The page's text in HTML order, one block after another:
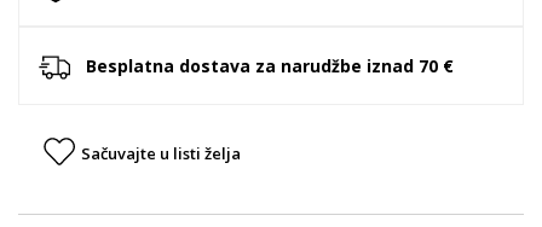
Besplatna dostava za narudžbe iznad 70 €
Sačuvajte u listi želja